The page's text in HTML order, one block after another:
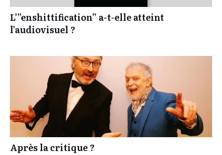
L’”enshittification” a-t-elle atteint
l’audiovisuel ?
Après la critique ?